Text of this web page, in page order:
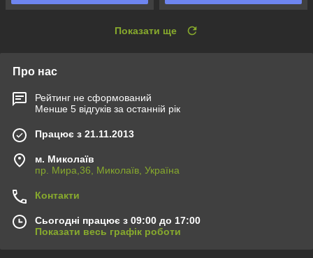
Показати ще
Про нас
Рейтинг не сформований
Менше 5 відгуків за останній рік
Працює з 21.11.2013
м. Миколаїв
пр. Мира,36, Миколаїв, Україна
Контакти
Сьогодні працює з 09:00 до 17:00
Показати весь графік роботи